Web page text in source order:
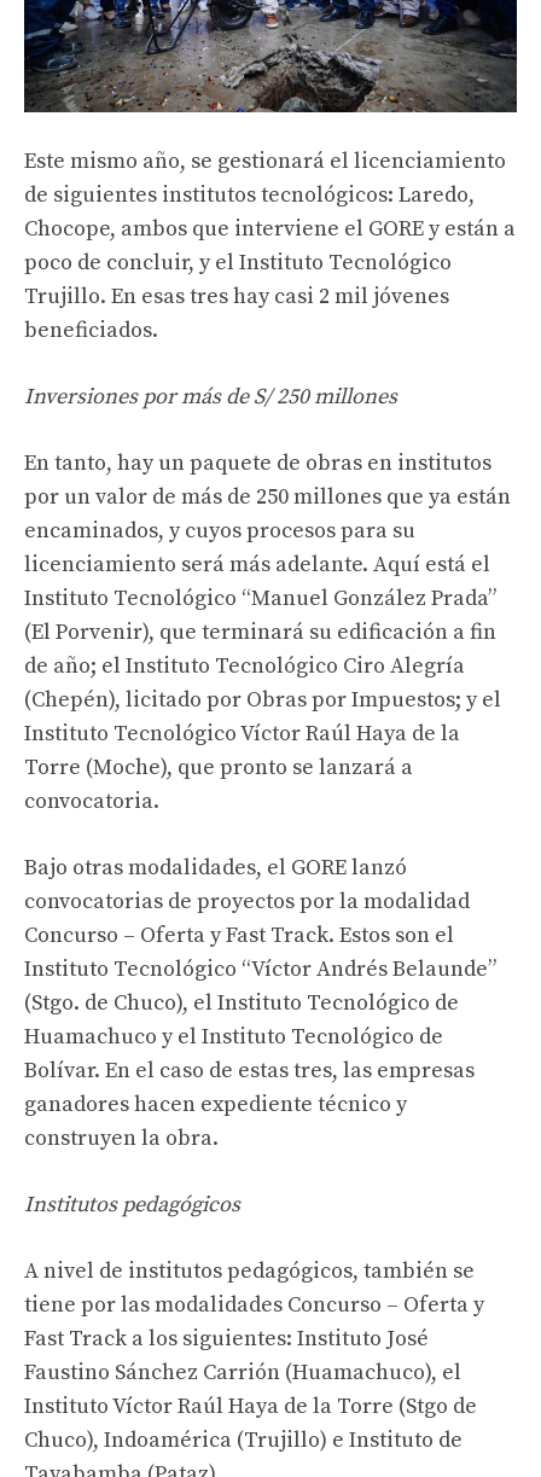
Este mismo año, se gestionará el licenciamiento
de siguientes institutos tecnológicos: Laredo,
Chocope, ambos que interviene el GORE y están a
poco de concluir, y el Instituto Tecnológico
Trujillo. En esas tres hay casi 2 mil jóvenes
beneficiados.
Inversiones por más de S/ 250 millones
En tanto, hay un paquete de obras en institutos
por un valor de más de 250 millones que ya están
encaminados, y cuyos procesos para su
licenciamiento será más adelante. Aquí está el
Instituto Tecnológico “Manuel González Prada”
(El Porvenir), que terminará su edificación a fin
de año; el Instituto Tecnológico Ciro Alegría
(Chepén), licitado por Obras por Impuestos; y el
Instituto Tecnológico Víctor Raúl Haya de la
Torre (Moche), que pronto se lanzará a
convocatoria.
Bajo otras modalidades, el GORE lanzó
convocatorias de proyectos por la modalidad
Concurso – Oferta y Fast Track. Estos son el
Instituto Tecnológico “Víctor Andrés Belaunde”
(Stgo. de Chuco), el Instituto Tecnológico de
Huamachuco y el Instituto Tecnológico de
Bolívar. En el caso de estas tres, las empresas
ganadores hacen expediente técnico y
construyen la obra.
Institutos pedagógicos
A nivel de institutos pedagógicos, también se
tiene por las modalidades Concurso – Oferta y
Fast Track a los siguientes: Instituto José
Faustino Sánchez Carrión (Huamachuco), el
Instituto Víctor Raúl Haya de la Torre (Stgo de
Chuco), Indoamérica (Trujillo) e Instituto de